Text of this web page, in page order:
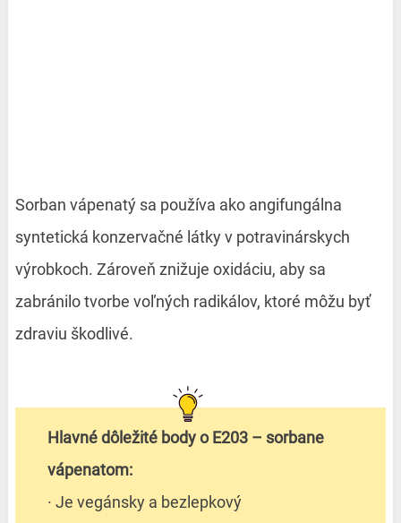
Sorban vápenatý sa používa ako angifungálna
syntetická konzervačné látky v potravinárskych
výrobkoch. Zároveň znižuje oxidáciu, aby sa
zabránilo tvorbe voľných radikálov, ktoré môžu byť
zdraviu škodlivé.
Hlavné dôležité body o E203 – sorbane
vápenatom:
· Je vegánsky a bezlepkový